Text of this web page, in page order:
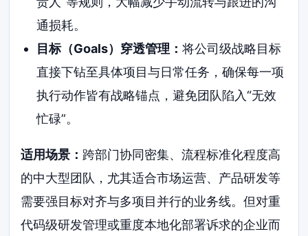
通损耗。
目标（Goals）穿透管理： 将公司级战略目标
直接下钻至具体项目与日常任务，确保每一项
执行动作皆有战略锚点，避免团队陷入“无效
忙碌”。
适用场景： 跨部门协同密集、流程标准化程度高
的中大型团队，尤其适合市场运营、产品研发等
需要强目标对齐与多项目并行的业务线。但对重
代码级研发管理或重度本地化部署诉求的企业而